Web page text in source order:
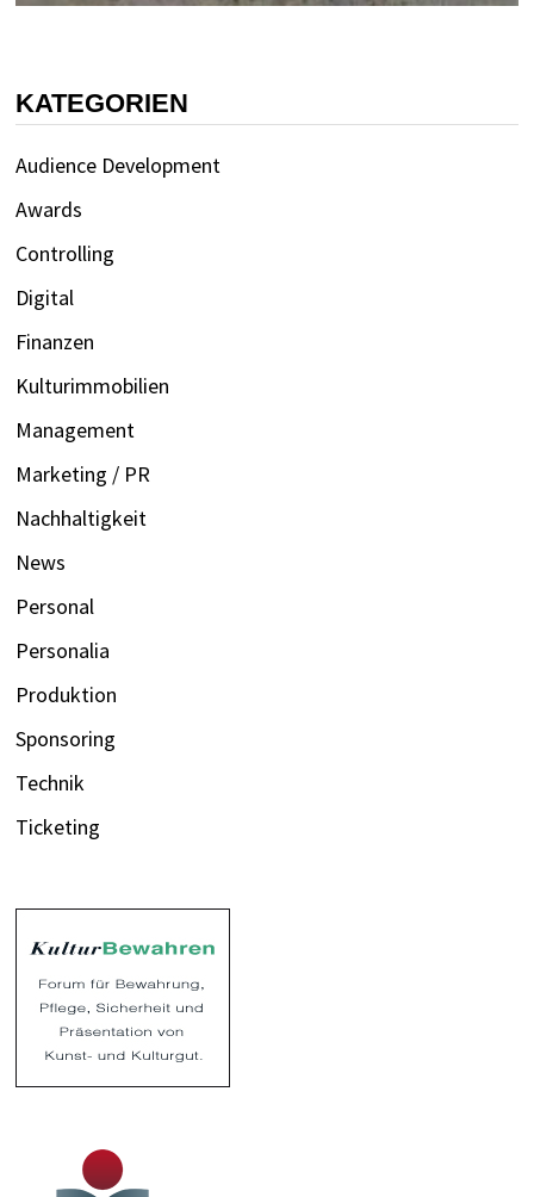
KATEGORIEN
Audience Development
Awards
Controlling
Digital
Finanzen
Kulturimmobilien
Management
Marketing / PR
Nachhaltigkeit
News
Personal
Personalia
Produktion
Sponsoring
Technik
Ticketing